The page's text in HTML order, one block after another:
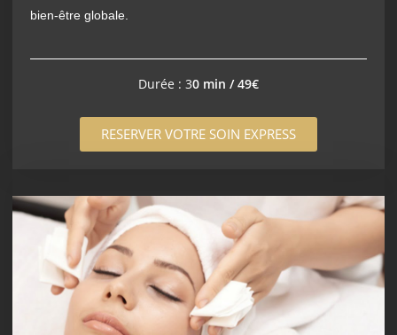
bien-être globale.
Durée : 30 min / 49€
RESERVER VOTRE SOIN EXPRESS